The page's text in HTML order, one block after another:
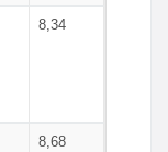
8,34
8,68